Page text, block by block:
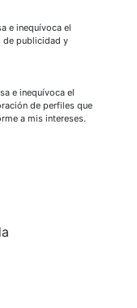
e inequívoca el
de publicidad y
e inequívoca el
de perfiles que
a mis intereses.